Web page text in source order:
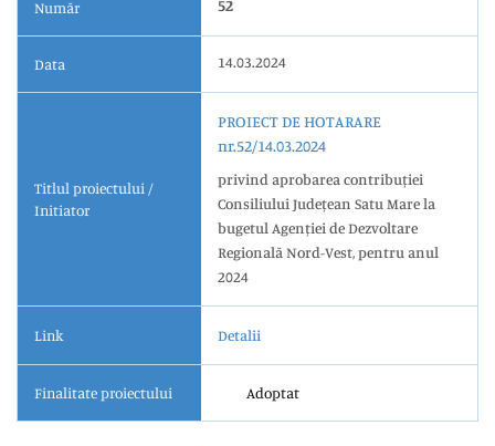
Număr 52
Data 14.03.2024
Titlul proiectului /
Initiator
PROIECT DE HOTARARE
nr.52/14.03.2024
privind aprobarea contribuției
Consiliului Județean Satu Mare la
bugetul Agenției de Dezvoltare
Regională Nord-Vest, pentru anul
2024
Link Detalii
Finalitate proiectului Adoptat